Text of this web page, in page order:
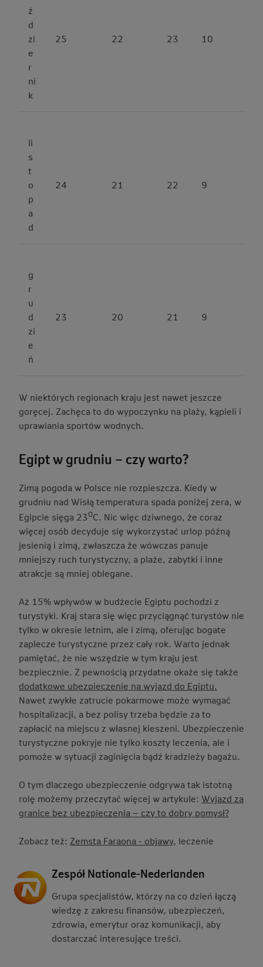
ź
d
zi
e
r
ni
k
25 22 23 10
li
s
t
o
p
a
d
24 21 22 9
g
r
u
d
zi
e
ń
23 20 21 9
W niektórych regionach kraju jest nawet jeszcze
goręcej. Zachęca to do wypoczynku na plaży, kąpieli i
uprawiania sportów wodnych.
Egipt w grudniu – czy warto?
Zimą pogoda w Polsce nie rozpieszcza. Kiedy w
grudniu nad Wisłą temperatura spada poniżej zera, w
Egipcie sięga 230C. Nic więc dziwnego, że coraz
więcej osób decyduje się wykorzystać urlop późną
jesienią i zimą, zwłaszcza że wówczas panuje
mniejszy ruch turystyczny, a plaże, zabytki i inne
atrakcje są mniej oblegane.
Aż 15% wpływów w budżecie Egiptu pochodzi z
turystyki. Kraj stara się więc przyciągnąć turystów nie
tylko w okresie letnim, ale i zimą, oferując bogate
zaplecze turystyczne przez cały rok. Warto jednak
pamiętać, że nie wszędzie w tym kraju jest
bezpiecznie. Z pewnością przydatne okaże się także
dodatkowe ubezpieczenie na wyjazd do Egiptu.
Nawet zwykłe zatrucie pokarmowe może wymagać
hospitalizacji, a bez polisy trzeba będzie za to
zapłacić na miejscu z własnej kieszeni. Ubezpieczenie
turystyczne pokryje nie tylko koszty leczenia, ale i
pomoże w sytuacji zaginięcia bądź kradzieży bagażu.
O tym dlaczego ubezpieczenie odgrywa tak istotną
rolę możemy przeczytać więcej w artykule: Wyjazd za
granice bez ubezpieczenia – czy to dobry pomysł?
Zobacz też: Zemsta Faraona - objawy, leczenie
Zespół Nationale-Nederlanden
Grupa specjalistów, którzy na co dzień łączą
wiedzę z zakresu finansów, ubezpieczeń,
zdrowia, emerytur oraz komunikacji, aby
dostarczać interesujące treści.